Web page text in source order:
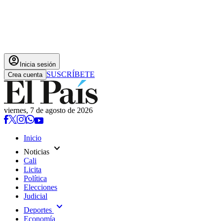
account_circle Inicia sesión
Crea cuenta SUSCRÍBETE
viernes, 7 de agosto de 2026
Inicio
Noticias expand_more
Cali
Licita
Política
Elecciones
Judicial
Deportes expand_more
Economía